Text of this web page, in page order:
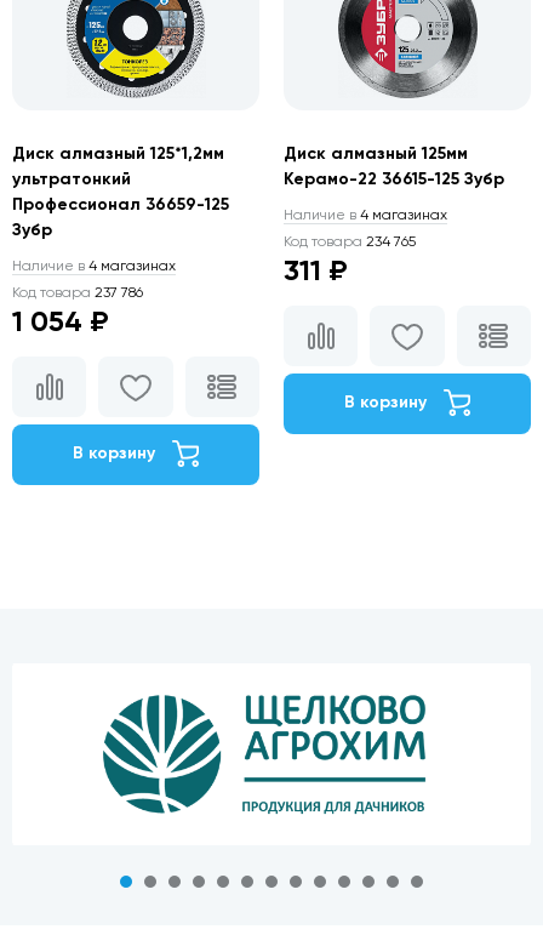
Диск алмазный 125*1,2мм
ультратонкий
Профессионал 36659-125
Зубр
Наличие в 4 магазинах
Код товара 237 786
1 054 ₽
В корзину
Диск алмазный 125мм
Керамо-22 36615-125 Зубр
Наличие в 4 магазинах
Код товара 234 765
311 ₽
В корзину